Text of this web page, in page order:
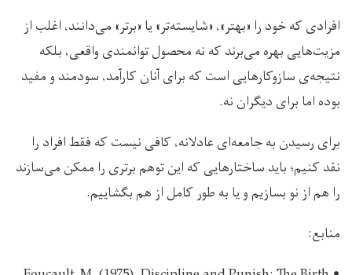
افرادی که خود را «بهتر»، «شایسته‌تر» یا «برتر» می‌دانند، اغلب از
مزیت‌هایی بهره می‌برند که نه محصول توانمندی واقعی، بلکه
نتیجه‌ی سازوکارهایی است که برای آنان کارآمد، سودمند و مفید
بوده اما برای دیگران نه.
برای رسیدن به جامعه‌ای عادلانه، کافی نیست که فقط افراد را
نقد کنیم؛ باید ساختارهایی که این توهم برتری را ممکن می‌سازند
را هم از نو بسازیم و یا به طور کامل از هم بگشاییم.
منابع: